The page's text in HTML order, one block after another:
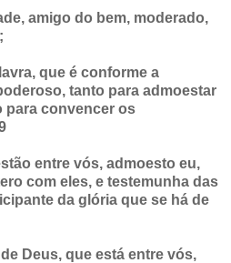
amigo do bem, moderado,
que é conforme a
tanto para admoestar
para convencer os
entre vós, admoesto eu,
com eles, e testemunha das
da glória que se há de
Deus, que está entre vós,